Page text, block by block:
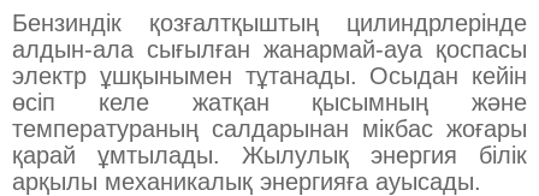
Бензиндік қозғалтқыштың цилиндрлерінде
алдын-ала сығылған жанармай-ауа қоспасы
электр ұшқынымен тұтанады. Осыдан кейін
өсіп келе жатқан қысымның және
температураның салдарынан мікбас жоғары
қарай ұмтылады. Жылулық энергия білік
арқылы механикалық энергияға ауысады.